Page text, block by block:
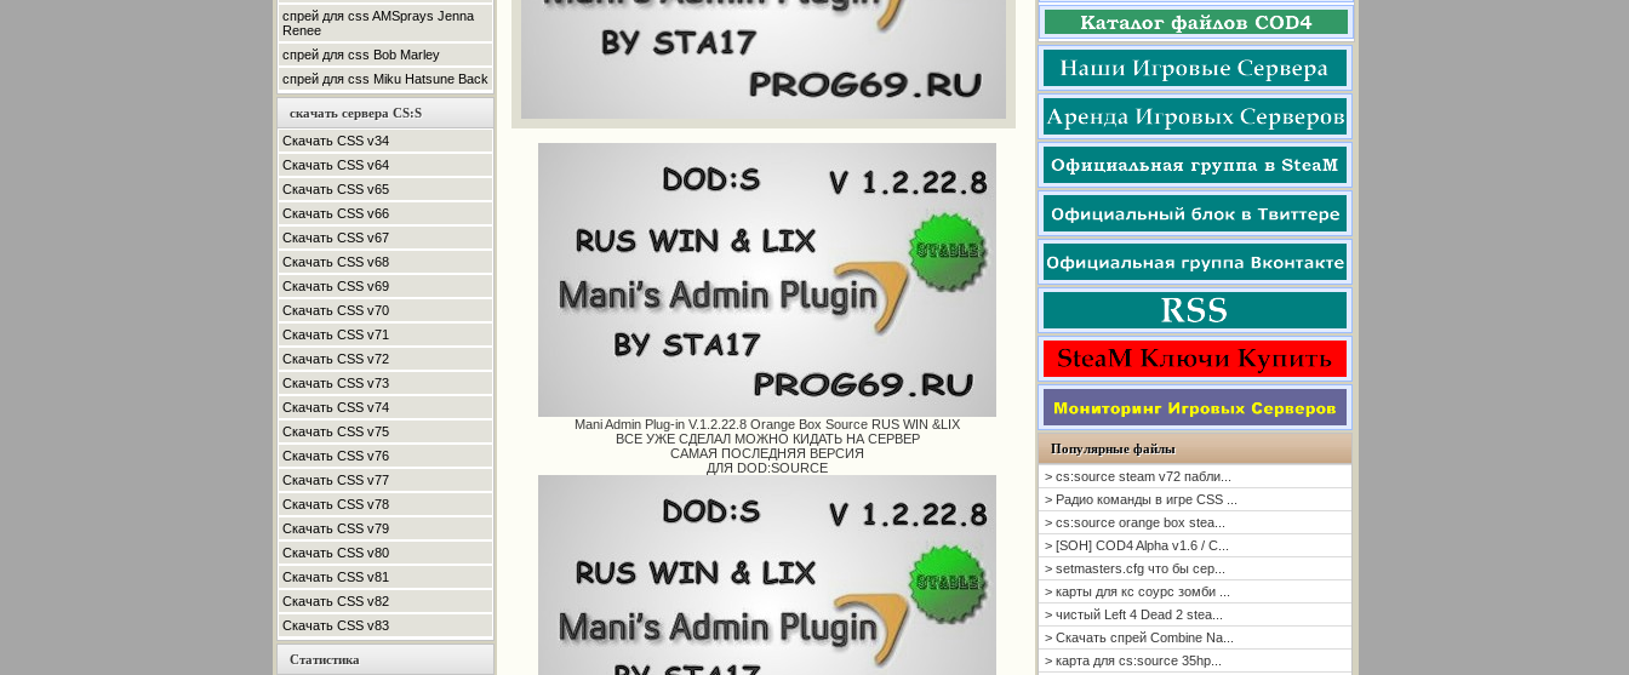
спрей для css AMSprays Jenna
Renee
спрей для css Bob Marley
спрей для css Miku Hatsune Back
скачать сервера CS:S
Скачать CSS v34
Скачать CSS v64
Скачать CSS v65
Скачать CSS v66
Скачать CSS v67
Скачать CSS v68
Скачать CSS v69
Скачать CSS v70
Скачать CSS v71
Скачать CSS v72
Скачать CSS v73
Скачать CSS v74
Скачать CSS v75
Скачать CSS v76
Скачать CSS v77
Скачать CSS v78
Скачать CSS v79
Скачать CSS v80
Скачать CSS v81
Скачать CSS v82
Скачать CSS v83
Статистика
Mani Admin Plug-in V.1.2.22.8 Orange Box Source RUS WIN &LIX
ВСЕ УЖЕ СДЕЛАЛ МОЖНО КИДАТЬ НА СЕРВЕР
САМАЯ ПОСЛЕДНЯЯ ВЕРСИЯ
ДЛЯ DOD:SOURCE
Популярные файлы
> cs:source steam v72 пабли...
> Радио команды в игре CSS ...
> cs:source orange box stea...
> [SOH] COD4 Alpha v1.6 / C...
> setmasters.cfg что бы сер...
> карты для кс соурс зомби ...
> чистый Left 4 Dead 2 stea...
> Скачать спрей Combine Na...
> карта для cs:source 35hp...